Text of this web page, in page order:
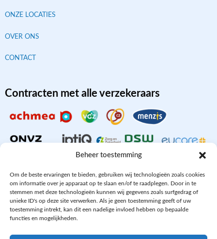
Beheer toestemming
Om de beste ervaringen te bieden, gebruiken wij technologieën zoals cookies
om informatie over je apparaat op te slaan en/of te raadplegen. Door in te
stemmen met deze technologieën kunnen wij gegevens zoals surfgedrag of
unieke ID's op deze site verwerken. Als je geen toestemming geeft of uw
toestemming intrekt, kan dit een nadelige invloed hebben op bepaalde
functies en mogelijkheden.
ONZE LOCATIES
OVER ONS
CONTACT
Contracten met alle verzekeraars
Aangesloten bij